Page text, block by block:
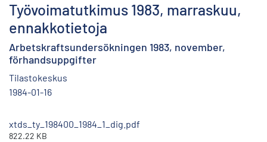
Työvoimatutkimus 1983, marraskuu,
ennakkotietoja
Arbetskraftsundersökningen 1983, november,
förhandsuppgifter
Tilastokeskus
1984-01-16
xtds_ty_198400_1984_1_dig.pdf
822.22 KB